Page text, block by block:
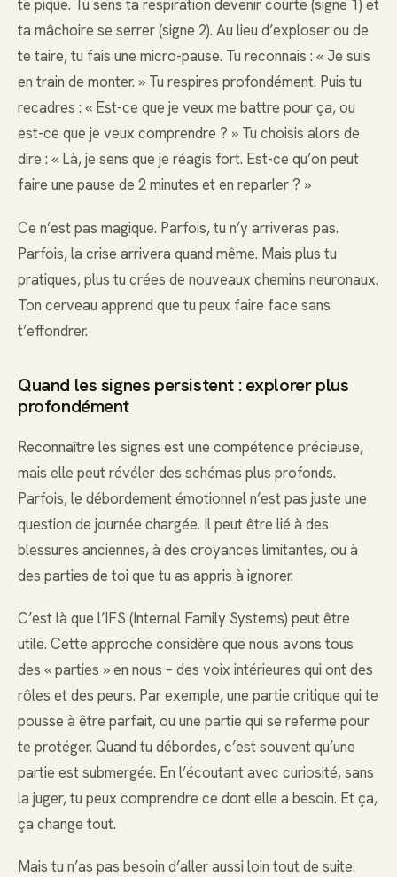
te pique. Tu sens ta respiration devenir courte (signe 1) et
ta mâchoire se serrer (signe 2). Au lieu d’exploser ou de
te taire, tu fais une micro-pause. Tu reconnais : « Je suis
en train de monter. » Tu respires profondément. Puis tu
recadres : « Est-ce que je veux me battre pour ça, ou
est-ce que je veux comprendre ? » Tu choisis alors de
dire : « Là, je sens que je réagis fort. Est-ce qu’on peut
faire une pause de 2 minutes et en reparler ? »
Ce n’est pas magique. Parfois, tu n’y arriveras pas.
Parfois, la crise arrivera quand même. Mais plus tu
pratiques, plus tu crées de nouveaux chemins neuronaux.
Ton cerveau apprend que tu peux faire face sans
t’effondrer.
Quand les signes persistent : explorer plus
profondément
Reconnaître les signes est une compétence précieuse,
mais elle peut révéler des schémas plus profonds.
Parfois, le débordement émotionnel n’est pas juste une
question de journée chargée. Il peut être lié à des
blessures anciennes, à des croyances limitantes, ou à
des parties de toi que tu as appris à ignorer.
C’est là que l’IFS (Internal Family Systems) peut être
utile. Cette approche considère que nous avons tous
des « parties » en nous – des voix intérieures qui ont des
rôles et des peurs. Par exemple, une partie critique qui te
pousse à être parfait, ou une partie qui se referme pour
te protéger. Quand tu débordes, c’est souvent qu’une
partie est submergée. En l’écoutant avec curiosité, sans
la juger, tu peux comprendre ce dont elle a besoin. Et ça,
ça change tout.
Mais tu n’as pas besoin d’aller aussi loin tout de suite.